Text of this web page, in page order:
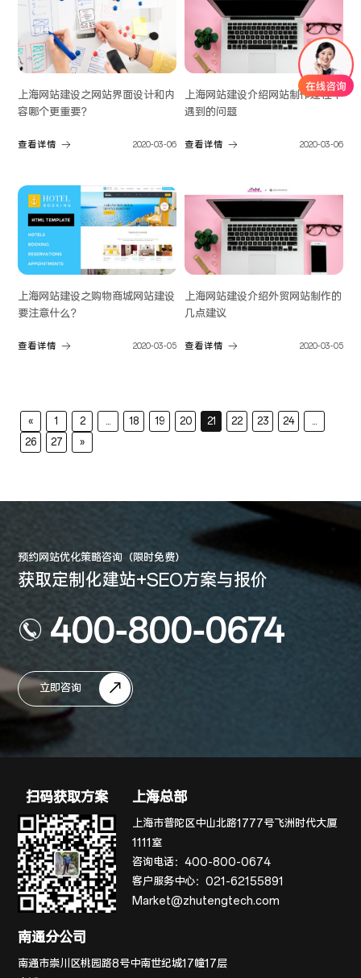
上海网站建设之网站界面设计和内
容哪个更重要？
查看详情 2020-03-06
上海网站建设介绍网站制作过程中
遇到的问题
查看详情 2020-03-06
上海网站建设之购物商城网站建设
要注意什么？
查看详情 2020-03-05
上海网站建设介绍外贸网站制作的
几点建议
查看详情 2020-03-05
« 1 2 ... 18 19 20 21 22 23 24
...
26
27 »
预约网站优化策略咨询（限时免费）
获取定制化建站+SEO方案与报价
400-800-0674
立即咨询
扫码获取方案 上海总部
上海市普陀区中山北路1777号飞洲时代大厦
1111室
咨询电话：400-800-0674
客户服务中心：021-62155891
Market@zhutengtech.com
南通分公司
南通市崇川区桃园路8号中南世纪城17幢17层